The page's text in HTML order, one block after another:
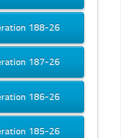
188-26
187-26
186-26
185-26